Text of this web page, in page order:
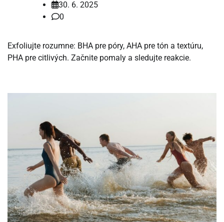
30. 6. 2025
0
Exfoliujte rozumne: BHA pre póry, AHA pre tón a textúru,
PHA pre citlivých. Začnite pomaly a sledujte reakcie.